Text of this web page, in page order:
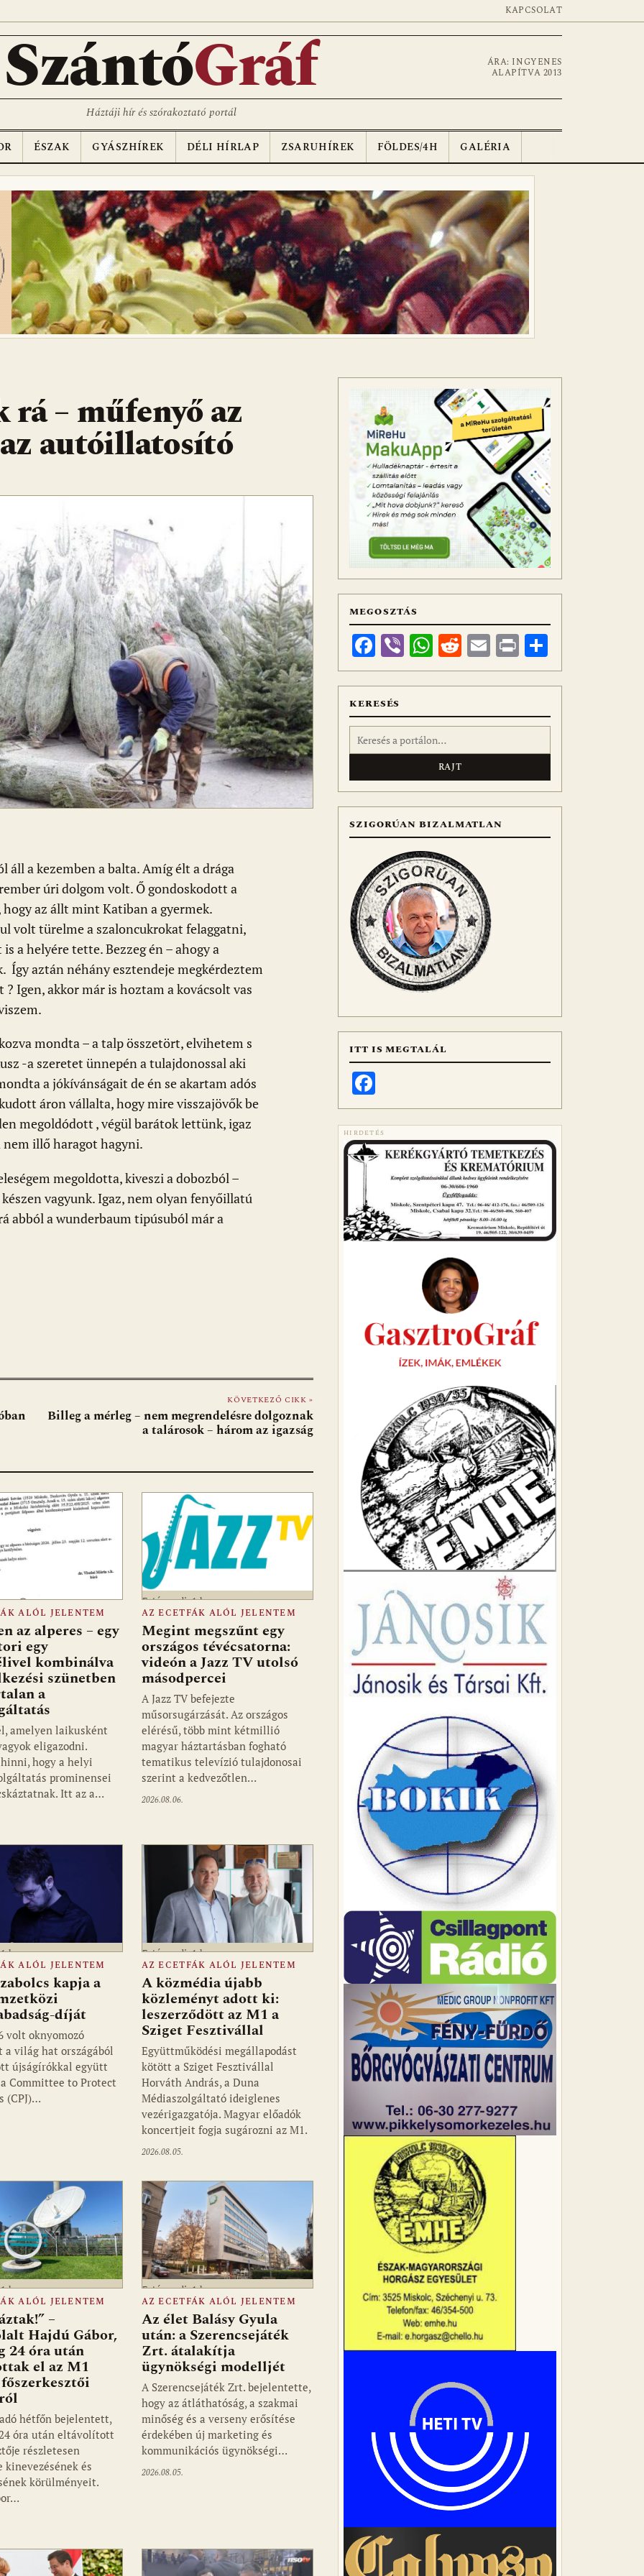
KAPCSOLAT
SzántóGráf
ÁRA: INGYENES
ALAPÍTVA 2013
Háztáji hír és szórakoztató portál
ÉSZAK GYÁSZHÍREK DÉLI HÍRLAP ZSARUHÍREK FÖLDES/4H GALÉRIA
– műfenyő az
autóillatosító
a kezemben a balta. Amíg élt a drága
úri dolgom volt. Ő gondoskodott a
az állt mint Katiban a gyermek.
volt türelme a szaloncukrokat felaggatni,
a helyére tette. Bezzeg én – ahogy a
Így aztán néhány esztendeje megkérdeztem
Igen, akkor már is hoztam a kovácsolt vas
mondta – a talp összetört, elvihetem s
-a szeretet ünnepén a tulajdonossal aki
a jókívánságait de én se akartam adós
áron vállalta, hogy mire visszajövők be
megoldódott , végül barátok lettünk, igaz
nem illő haragot hagyni.
megoldotta, kiveszi a dobozból –
vagyunk. Igaz, nem olyan fenyőillatú
abból a wunderbaum tipúsuból már a
KÖVETKEZŐ CIKK »
Billeg a mérleg – nem megrendelésre dolgoznak
a talárosok – három az igazság
ALÓL JELENTEM
az alperes – egy
egy
kombinálva
szünetben
a
amelyen laikusként
eligazodni.
hogy a helyi
prominensei
Itt az a…
Fotó: media1.hu
AZ ECETFÁK ALÓL JELENTEM
Megint megszűnt egy
országos tévécsatorna:
videón a Jazz TV utolsó
másodpercei
A Jazz TV befejezte
műsorsugárzását. Az országos
elérésű, több mint kétmillió
magyar háztartásban fogható
tematikus televízió tulajdonosai
szerint a kedvezőtlen…
2026.08.06.
ALÓL JELENTEM
kapja a
díját
volt oknyomozó
a világ hat országából
újságírókkal együtt
Committee to Protect
(CPJ)…
Fotó: media1.hu
AZ ECETFÁK ALÓL JELENTEM
A közmédia újabb
közleményt adott ki:
leszerződött az M1 a
Sziget Fesztivállal
Együttműködési megállapodást
kötött a Sziget Fesztivállal
Horváth András, a Duna
Médiaszolgáltató ideiglenes
vezérigazgatója. Magyar előadók
koncertjeit fogja sugározni az M1.
2026.08.05.
ALÓL JELENTEM
–
Hajdú Gábor,
24 óra után
el az M1
hétfőn bejelentett,
óra után eltávolított
részletesen
és
körülményeit.
Fotó: media1.hu
AZ ECETFÁK ALÓL JELENTEM
Az élet Balásy Gyula
után: a Szerencsejáték
Zrt. átalakítja
ügynökségi modelljét
A Szerencsejáték Zrt. bejelentette,
hogy az átláthatóság, a szakmai
minőség és a verseny erősítése
érdekében új marketing és
kommunikációs ügynökségi…
2026.08.05.
MEGOSZTÁS
Facebook
ViberWhatsApp
Reddit
Email
Print
meg
KERESÉS
Keresés:
SZIGORÚAN BIZALMATLAN
ITT IS MEGTALÁL
HIRDETÉS